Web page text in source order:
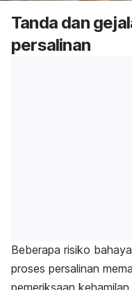
Tanda dan
persalinan
Beberapa risiko
proses persalinan